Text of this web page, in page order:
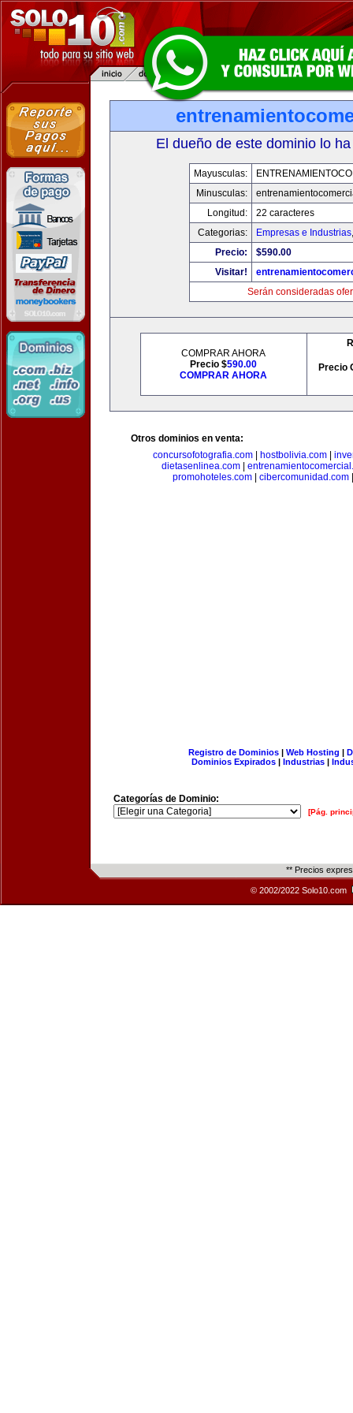
El dueño de este dominio lo
Mayusculas:
Minusculas:
Longitud:
22 caracteres
Categorias:
Empresas e Industrias
Precio:
$590.00
Visitar!
Serán consideradas
COMPRAR AHORA
Precio $590.00
COMPRAR AHORA
Precio
Otros dominios en venta:
concursofotografia.com| hostbolivia.com|
dietasenlinea.com|
promohoteles.com
cibercomunidad.com
Registro de Dominios| Web Hosting |
Dominios Expirados | Industrias |
Categorías de Dominio:
[Pág.
** Precios
© 2002/2022 Solo10.com